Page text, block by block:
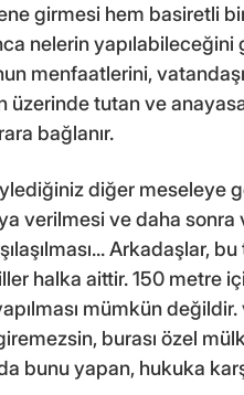
girmesi hem basiretli
nelerin
menfaatlerini,
üzerinde tutan ve
bağlanır.
diğer meseleye
verilmesi ve daha sonra
Arkadaşlar,
halka aittir. 150 metre
mümkün
burası özel
bunu yapan, hukuka